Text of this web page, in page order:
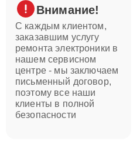
Внимание!
С каждым клиентом,
заказавшим услугу
ремонта электроники в
нашем сервисном
центре - мы заключаем
письменный договор,
поэтому все наши
клиенты в полной
безопасности